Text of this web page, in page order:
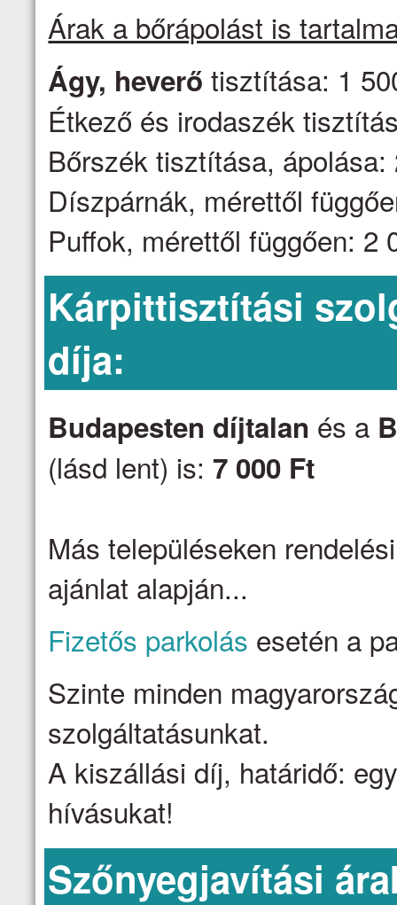
Árak a bőrápolást is
Ágy, heverő tisztítása: 1
Étkező és irodaszék
Bőrszék tisztítása,
Díszpárnák, mérettől
Puffok, mérettől függően: 2
Kárpittisztítási
díja:
Budapesten díjtalan és a
(lásd lent) is: 7 000 Ft
Más településeken
ajánlat alapján...
Fizetős parkolás esetén a
Szinte minden
szolgáltatásunkat.
A kiszállási díj, határidő:
hívásukat!
Szőnyegjavítási